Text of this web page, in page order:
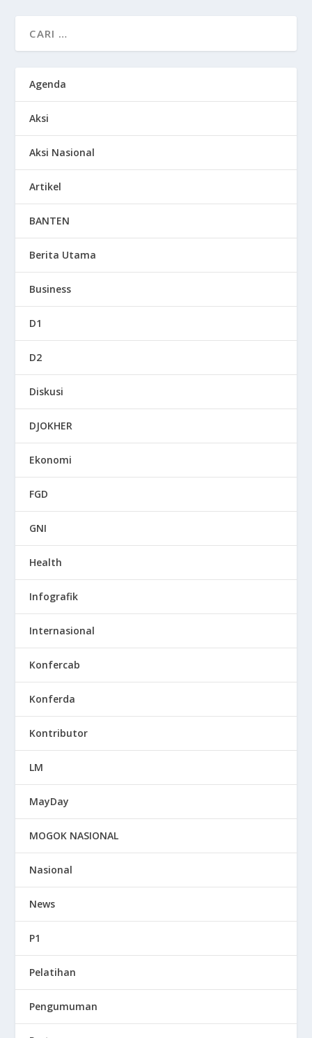
Agenda
Aksi
Aksi Nasional
Artikel
BANTEN
Berita Utama
Business
D1
D2
Diskusi
DJOKHER
Ekonomi
FGD
GNI
Health
Infografik
Internasional
Konfercab
Konferda
Kontributor
LM
MayDay
MOGOK NASIONAL
Nasional
News
P1
Pelatihan
Pengumuman